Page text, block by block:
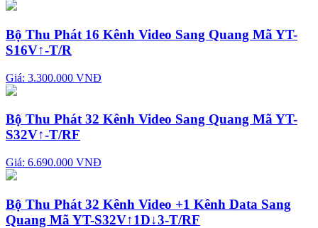
Bộ Thu Phát 16 Kênh Video Sang Quang Mã YT-
S16V↑-T/R
Giá: 3.300.000 VNĐ
Bộ Thu Phát 32 Kênh Video Sang Quang Mã YT-
S32V↑-T/RF
Giá: 6.690.000 VNĐ
Bộ Thu Phát 32 Kênh Video +1 Kênh Data Sang
Quang Mã YT-S32V↑1D↓3-T/RF